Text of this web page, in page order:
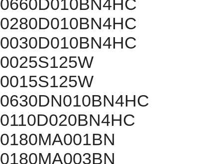
0660D010BN4HC
0280D010BN4HC
0030D010BN4HC
0025S125W
0015S125W
0630DN010BN4HC
0110D020BN4HC
0180MA001BN
0180MA003BN